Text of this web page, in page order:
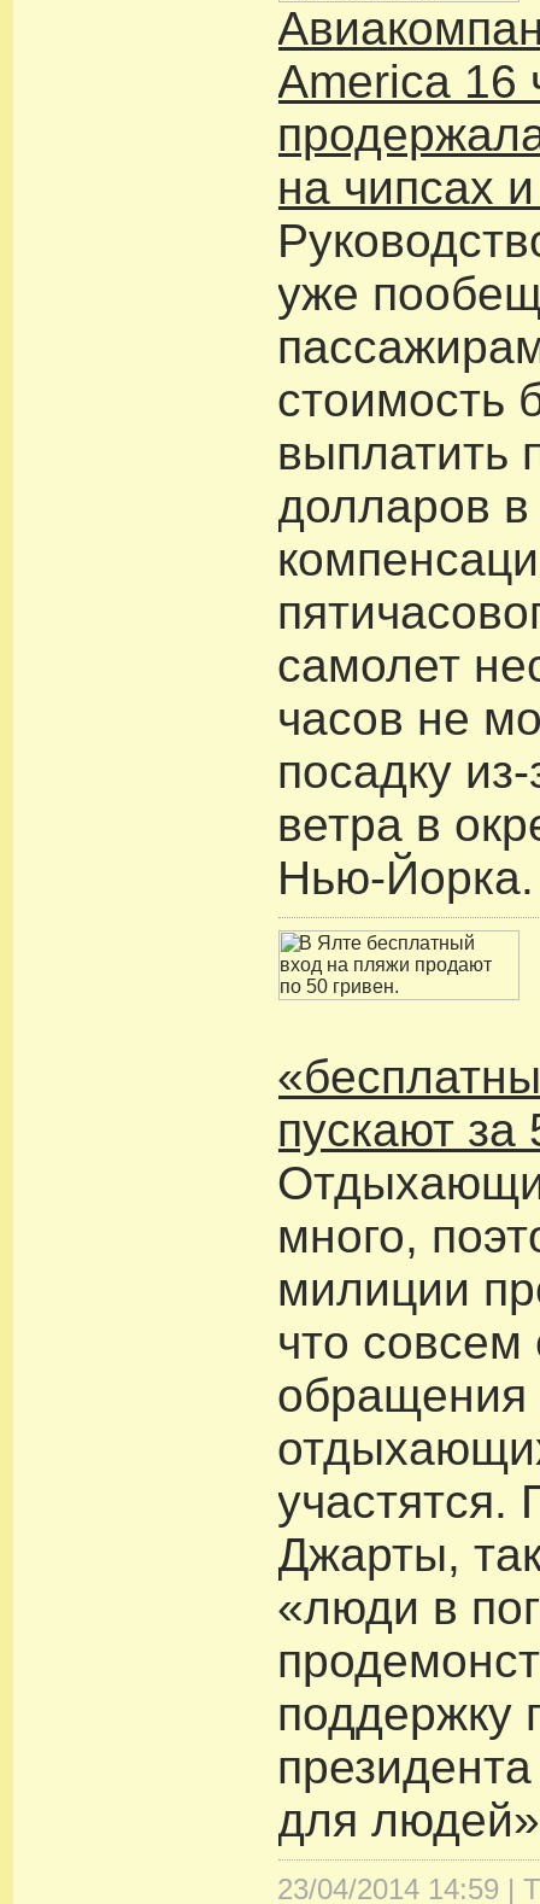
America 16
на чипсах
уже
стоимость
выплатить
долларов в
самолет
часов не
посадку
ветра в
Нью-Йорка.
пускают за
много,
милиции
что совсем
обращения
участятся.
Джарты,
«люди в
поддержку
для
23/04/2014 14:59 |